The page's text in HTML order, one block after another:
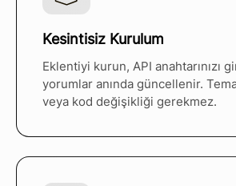
Kesintisiz Kurulum
Eklentiyi kurun, API anahtarınızı
yorumlar anında güncellenir.
veya kod değişikliği gerekmez.